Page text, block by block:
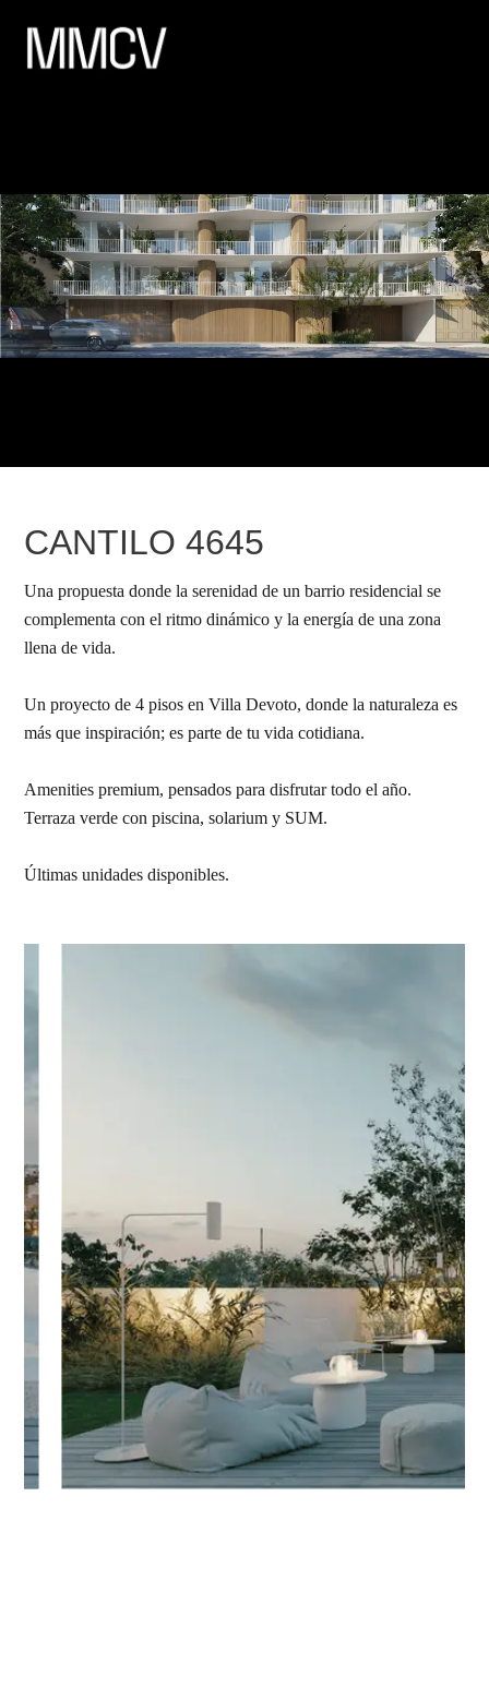
CANTILO 4645
Una propuesta donde la serenidad de un barrio residencial se
complementa con el ritmo dinámico y la energía de una zona
llena de vida.
Un proyecto de 4 pisos en Villa Devoto, donde la naturaleza es
más que inspiración; es parte de tu vida cotidiana.
Amenities premium, pensados para disfrutar todo el año.
Terraza verde con piscina, solarium y SUM.
Últimas unidades disponibles.